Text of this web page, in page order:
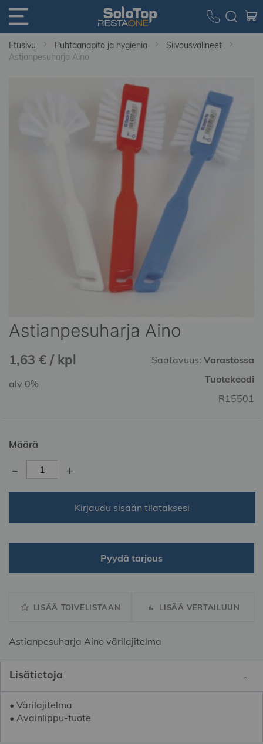
Etusivu Puhtaanapito ja hygienia
Siivousvälineet
Astianpesuharja Aino
Astianpesuharja Aino
1,63 € / kpl Saatavuus: Varastossa
Tuotekoodi
R15501
alv 0%
Määrä
- +
Kirjaudu sisään tilataksesi
Pyydä tarjous
LISÄÄ TOIVELISTAAN LISÄÄ VERTAILUUN
Astianpesuharja Aino värilajitelma
Skip
to
the
beginning
of
gallery
Lisätietoja
• Värilajitelma
• Avainlippu-tuote